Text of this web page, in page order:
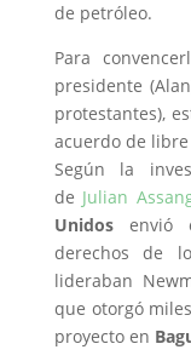
de petróleo.
Para
presidente
protestantes),
acuerdo de
Según la
de Julian
Unidos envió
derechos de
lideraban
que otorgó
proyecto en